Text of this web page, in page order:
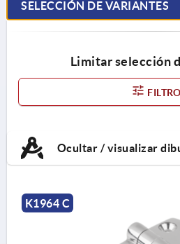
SELECCIÓN DE VARIANTES
Limitar selección
FILTRO
Ocultar / visualizar
K1964 C